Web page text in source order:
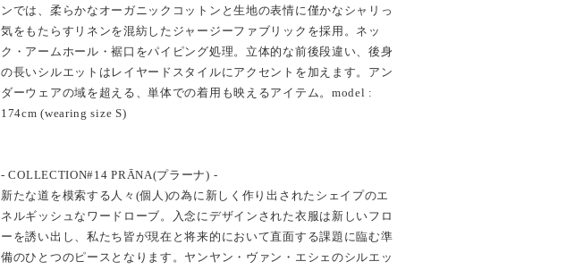
ンでは、柔らかなオーガニックコットンと生地の表情に僅かなシャリっ
気をもたらすリネンを混紡したジャージーファブリックを採用。ネッ
ク・アームホール・裾口をパイピング処理。立体的な前後段違い、後身
の長いシルエットはレイヤードスタイルにアクセントを加えます。アン
ダーウェアの域を超える、単体での着用も映えるアイテム。model :
174cm (wearing size S)
- COLLECTION#14 PRĀNA(プラーナ) -
新たな道を模索する人々(個人)の為に新しく作り出されたシェイプのエ
ネルギッシュなワードローブ。入念にデザインされた衣服は新しいフロ
ーを誘い出し、私たち皆が現在と将来的において直面する課題に臨む準
備のひとつのピースとなります。ヤンヤン・ヴァン・エシェのシルエッ